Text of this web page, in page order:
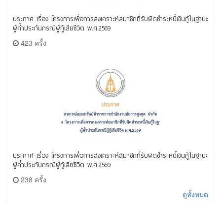
ประกาศ เรื่อง โครงการเพื่อการสงเคราะห์สมาชิกที่รับผิดชำระหนี้เงินกู้ในฐานะ
ผู้ค้ำประกันกรณีผู้กู้เสียชีวิต พ.ศ.2569
423 ครั้ง
ประกาศ เรื่อง โครงการเพื่อการสงเคราะห์สมาชิกที่รับผิดชำระหนี้เงินกู้ในฐานะ
ผู้ค้ำประกันกรณีผู้กู้เสียชีวิต พ.ศ.2569
238 ครั้ง
ดูทั้งหมด